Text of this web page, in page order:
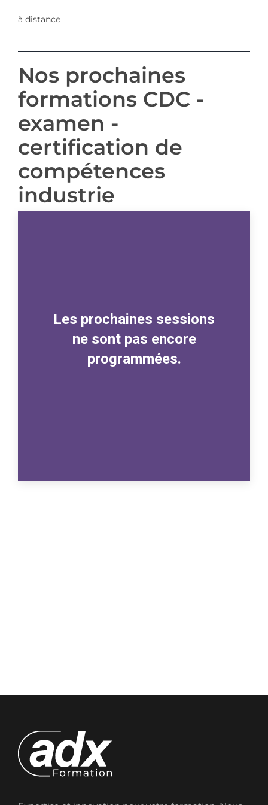
à distance
Nos prochaines
formations CDC -
examen -
certification de
compétences
industrie
Les prochaines sessions
ne sont pas encore
programmées.